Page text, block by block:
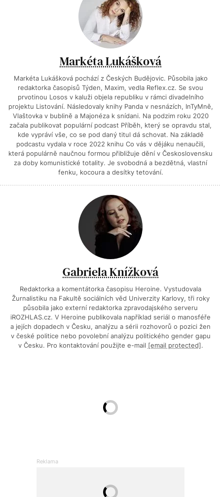
Markéta Lukášková
Markéta Lukášková pochází z Českých Budějovic. Působila jako
redaktorka časopisů Týden, Maxim, vedla Reflex.cz. Se svou
prvotinou Losos v kaluži objela republiku v rámci divadelního
projektu Listování. Následovaly knihy Panda v nesnázích, InTyMně,
Vlaštovka v bublině a Majonéza k snídani. Na podzim roku 2020
začala publikovat populární podcast Příběh, který se opravdu stal,
kde vypráví vše, co se pod daný titul dá schovat. Na základě
podcastu vydala v roce 2022 knihu Co vás v dějáku nenaučili,
která populárně naučnou formou přibližuje dění v Československu
za doby komunistické totality. Je svobodná a bezdětná, vlastní
fenku, kocoura a desítky tetování.
Gabriela Knížková
Redaktorka a komentátorka časopisu Heroine. Vystudovala
Žurnalistiku na Fakultě sociálních věd Univerzity Karlovy, tři roky
působila jako externí redaktorka zpravodajského serveru
iROZHLAS.cz. V Heroine publikovala například seriál o manosféře
a jejích dopadech v Česku, analýzu a sérii rozhovorů o pozici žen
v české politice nebo povolební analýzu politického gender gapu
v Česku. Pro kontaktování použijte e-mail [email protected].